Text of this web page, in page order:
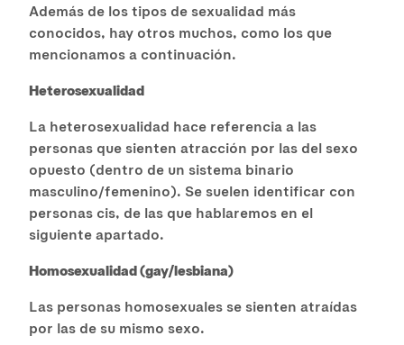
Además de los tipos de sexualidad más
conocidos, hay otros muchos, como los que
mencionamos a continuación.
Heterosexualidad
La heterosexualidad hace referencia a las
personas que sienten atracción por las del sexo
opuesto (dentro de un sistema binario
masculino/femenino). Se suelen identificar con
personas cis, de las que hablaremos en el
siguiente apartado.
Homosexualidad (gay/lesbiana)
Las personas homosexuales se sienten atraídas
por las de su mismo sexo.